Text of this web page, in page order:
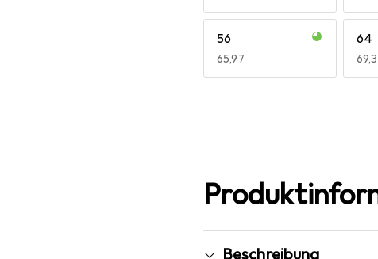
56
EUR
65,97
64
EUR
Beschreibung